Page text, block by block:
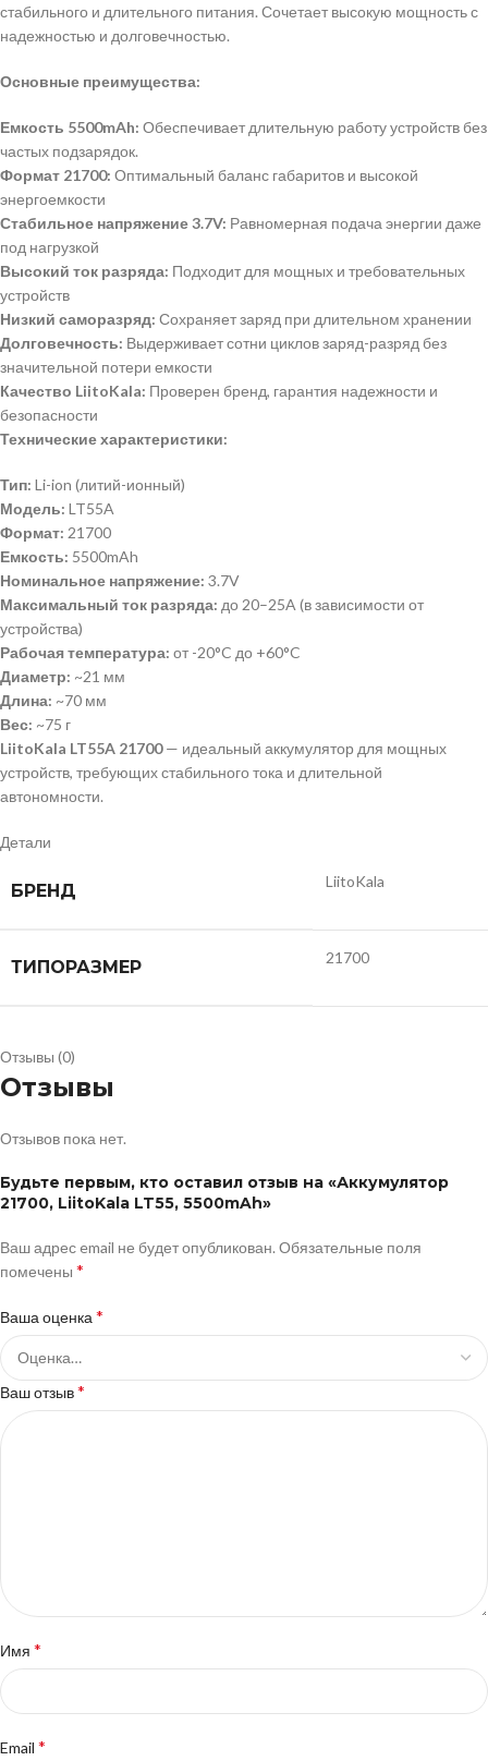
стабильного и длительного питания. Сочетает высокую мощность с
надежностью и долговечностью.
Основные преимущества:
Емкость 5500mAh: Обеспечивает длительную работу устройств без
частых подзарядок.
Формат 21700: Оптимальный баланс габаритов и высокой
энергоемкости
Стабильное напряжение 3.7V: Равномерная подача энергии даже
под нагрузкой
Высокий ток разряда: Подходит для мощных и требовательных
устройств
Низкий саморазряд: Сохраняет заряд при длительном хранении
Долговечность: Выдерживает сотни циклов заряд-разряд без
значительной потери емкости
Качество LiitoKala: Проверен бренд, гарантия надежности и
безопасности
Технические характеристики:
Тип: Li-ion (литий-ионный)
Модель: LT55A
Формат: 21700
Емкость: 5500mAh
Номинальное напряжение: 3.7V
Максимальный ток разряда: до 20–25A (в зависимости от
устройства)
Рабочая температура: от -20°C до +60°C
Диаметр: ~21 мм
Длина: ~70 мм
Вес: ~75 г
LiitoKala LT55A 21700— идеальный аккумулятор для мощных
устройств, требующих стабильного тока и длительной
автономности.
Детали
БРЕНД LiitoKala
ТИПОРАЗМЕР 21700
Отзывы (0)
Отзывы
Отзывов пока нет.
Будьте первым, кто оставил отзыв на «Аккумулятор
21700, LiitoKala LT55, 5500mAh»
Ваш адрес email не будет опубликован. Обязательные поля
помечены *
Ваша оценка *
Ваш отзыв*
Имя *
Email *